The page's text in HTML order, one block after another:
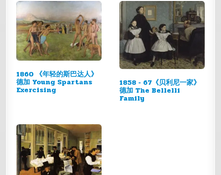
1860 《年轻的斯巴达人》
德加 Young Spartans
Exercising
1858 - 67《贝利尼一家》
德加 The Bellelli
Family